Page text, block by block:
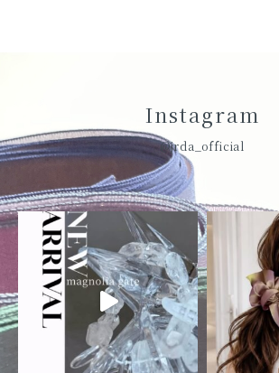
Instagram
@jrda_official